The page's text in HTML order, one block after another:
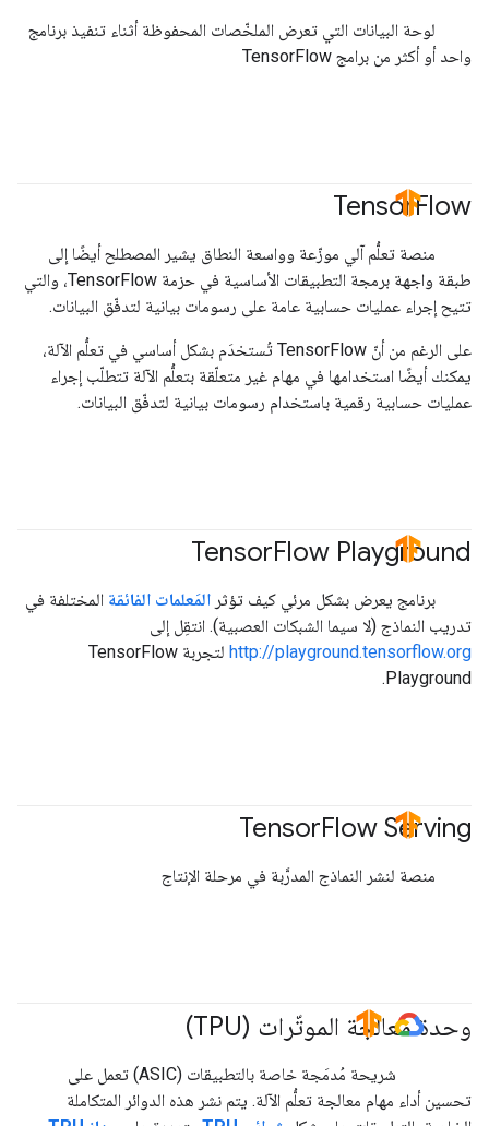
لوحة البيانات التي تعرض الملخّصات المحفوظة أثناء تنفيذ برنامج
واحد أو أكثر من برامج TensorFlow
TensorFlow
منصة تعلُّم آلي موزّعة وواسعة النطاق يشير المصطلح أيضًا إلى
طبقة واجهة برمجة التطبيقات الأساسية في حزمة TensorFlow، والتي
تتيح إجراء عمليات حسابية عامة على رسومات بيانية لتدفّق البيانات.
على الرغم من أنّ TensorFlow تُستخدَم بشكل أساسي في تعلُّم الآلة،
يمكنك أيضًا استخدامها في مهام غير متعلّقة بتعلُّم الآلة تتطلّب إجراء
عمليات حسابية رقمية باستخدام رسومات بيانية لتدفّق البيانات.
TensorFlow Playground
#TensorFlow
برنامج يعرض بشكل مرئي كيف تؤثر المَعلمات الفائقة المختلفة في
تدريب النماذج (لا سيما الشبكات العصبية). انتقِل إلى
http://playground.tensorflow.org
لتجربة TensorFlow
Playground.
‫TensorFlow Serving
#TensorFlow
منصة لنشر النماذج المدرَّبة في مرحلة الإنتاج
وحدة معالجة الموتّرات (TPU)
#GoogleCloud
شريحة مُدمَجة خاصة بالتطبيقات (ASIC) تعمل على
تحسين أداء مهام معالجة تعلُّم الآلة. يتم نشر هذه الدوائر المتكاملة